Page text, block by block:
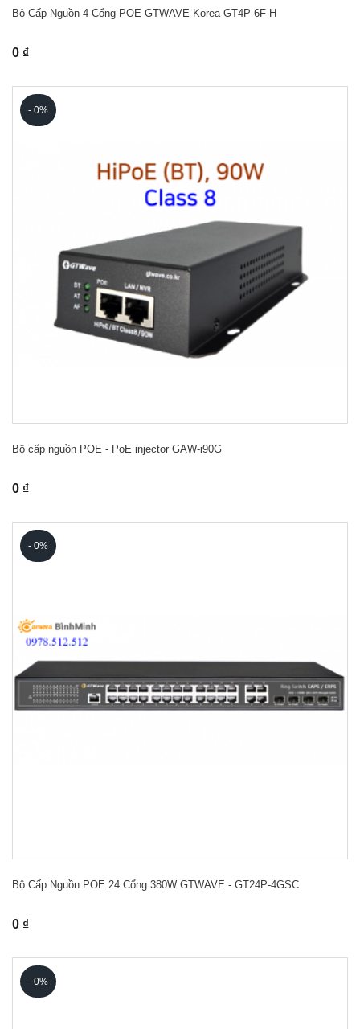
Bộ Cấp Nguồn 4 Cổng POE GTWAVE Korea GT4P-6F-H
0 ₫
- 0%
Bộ cấp nguồn POE - PoE injector GAW-i90G
0 ₫
- 0%
Bộ Cấp Nguồn POE 24 Cổng 380W GTWAVE - GT24P-4GSC
0 ₫
- 0%